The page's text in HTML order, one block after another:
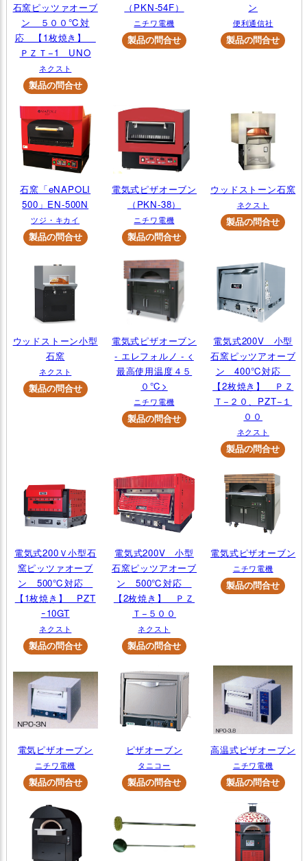
石窯ピッツァオーブ
ン ５００℃対
応 【1枚焼き】
ＰＺＴ−1 UNO
ネクスト
（PKN-54F）
ニチワ電機
ン
便利通信社
石窯「eNAPOLI
500」EN-500N
ツジ・キカイ
電気式ピザオーブン
（PKN-38）
ニチワ電機
ウッドストーン石窯
ネクスト
ウッドストーン小型
石窯
ネクスト
電気式ピザオーブン
- エレフォルノ - <
最高使用温度４５
０℃>
ニチワ電機
電気式200V 小型
石窯ピッツアオーブ
ン 400℃対応
【2枚焼き】 ＰＺ
Ｔ−２０、PZT−１
００
ネクスト
電気式200Ｖ小型石
窯ピッツァオーブ
ン 500℃対応
【1枚焼き】 PZT
ｰ10GT
ネクスト
電気式200V 小型
石窯ピッツアオーブ
ン 500℃対応
【2枚焼き】 ＰＺ
Ｔ−５００
ネクスト
電気式ピザオーブン
ニチワ電機
電気ピザオーブン
ニチワ電機
ピザオーブン
タニコー
高温式ピザオーブン
ニチワ電機